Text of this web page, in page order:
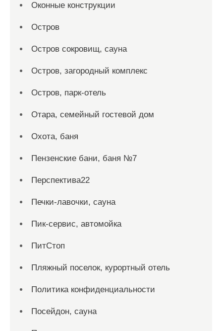
Оконные конструкции
Остров
Остров сокровищ, сауна
Остров, загородный комплекс
Остров, парк-отель
Отара, семейный гостевой дом
Охота, баня
Пензенские бани, баня №7
Перспектива22
Печки-лавочки, сауна
Пик-сервис, автомойка
ПитСтоп
Пляжный поселок, курортный отель
Политика конфиденциальности
Посейдон, сауна